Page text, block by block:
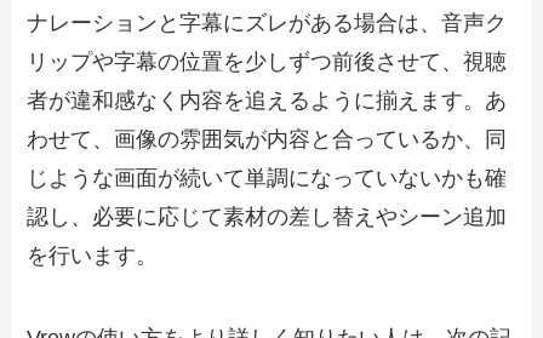
ナレーションと字幕にズレがある場合は、音声ク
リップや字幕の位置を少しずつ前後させて、視聴
者が違和感なく内容を追えるように揃えます。あ
わせて、画像の雰囲気が内容と合っているか、同
じような画面が続いて単調になっていないかも確
認し、必要に応じて素材の差し替えやシーン追加
を行います。